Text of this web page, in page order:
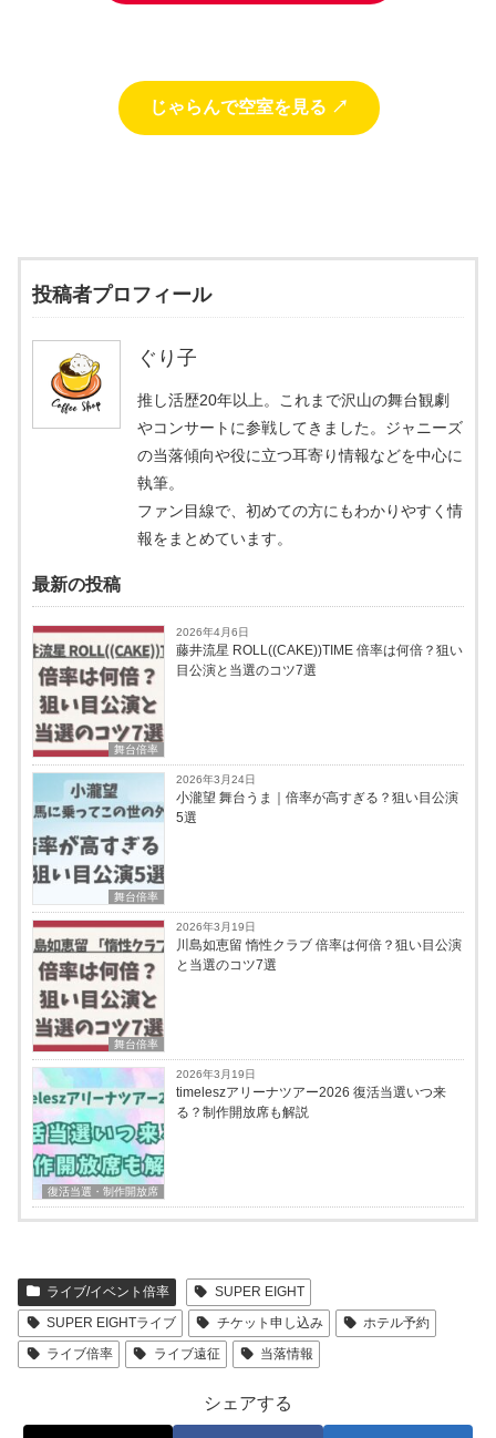
じゃらんで空室を見る ↗
投稿者プロフィール
ぐり子
推し活歴20年以上。これまで沢山の舞台観劇
やコンサートに参戦してきました。ジャニーズ
の当落傾向や役に立つ耳寄り情報などを中心に
執筆。
ファン目線で、初めての方にもわかりやすく情
報をまとめています。
最新の投稿
舞台倍率
2026年4月6日
藤井流星 ROLL((CAKE))TIME 倍率は何倍？狙い
目公演と当選のコツ7選
舞台倍率
2026年3月24日
小瀧望 舞台うま｜倍率が高すぎる？狙い目公演
5選
舞台倍率
2026年3月19日
川島如恵留 惰性クラブ 倍率は何倍？狙い目公演
と当選のコツ7選
復活当選・制作開放席
2026年3月19日
timeleszアリーナツアー2026 復活当選いつ来
る？制作開放席も解説
ライブ/イベント倍率
SUPER EIGHT
SUPER EIGHTライブ
チケット申し込み
ホテル予約
ライブ倍率
ライブ遠征 当落情報
シェアする